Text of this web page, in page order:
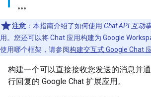
注意 ：本指南介绍了如何使用 Chat API 互动
用。您还可以将 Chat 应用构建为 Google
使用哪个框架，请参阅构建交互式 Google Chat
构建一个可以直接接收您发送的消息并
行回复的 Google Chat 扩展应用。